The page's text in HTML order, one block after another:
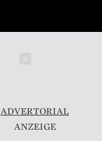
ADVERTORIAL